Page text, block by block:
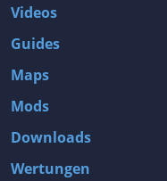
Videos
Guides
Maps
Mods
Downloads
Wertungen